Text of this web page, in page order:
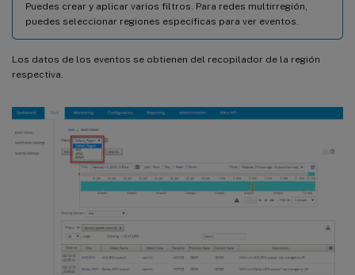
Puedes crear y aplicar varios filtros. Para redes multirregión,
puedes seleccionar regiones específicas para ver eventos.
Los datos de los eventos se obtienen del recopilador de la región
respectiva.